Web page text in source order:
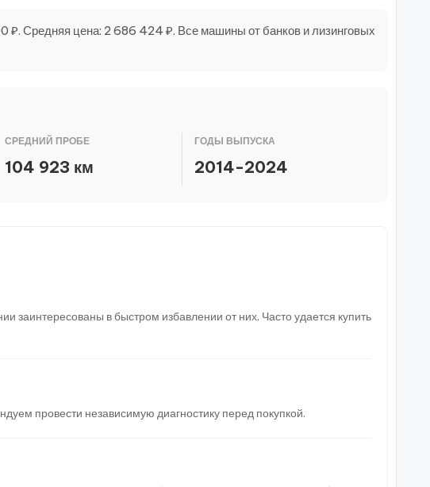
Средняя цена: 2 686 424 ₽. Все машины от банков и лизинговых
СРЕДНИЙ ПРОБЕ
104 923 км
ГОДЫ ВЫПУСКА
2014-2024
заинтересованы в быстром избавлении от них. Часто удается купить
провести независимую диагностику перед покупкой.